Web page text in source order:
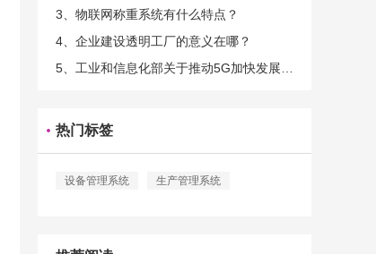
相关产业发展的具体结束是非常的多
3、物联网称重系统有什么特点？
4、企业建设透明工厂的意义在哪？
热门标签
设备管理系统 生产管理系统